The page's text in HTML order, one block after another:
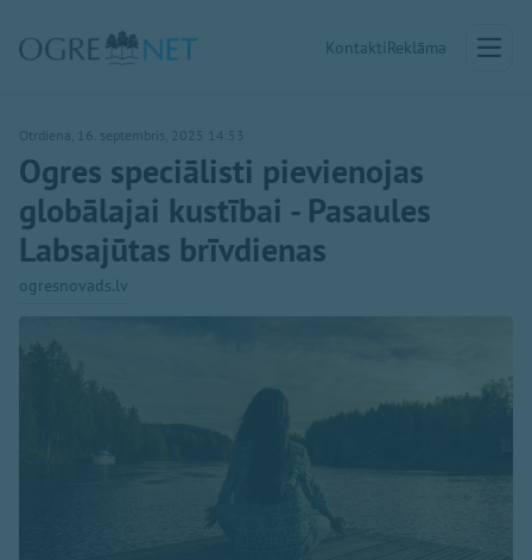
KontaktiReklāma
Otrdiena, 16. septembris, 2025 14:53
Ogres speciālisti pievienojas
globālajai kustībai - Pasaules
Labsajūtas brīvdienas
ogresnovads.lv